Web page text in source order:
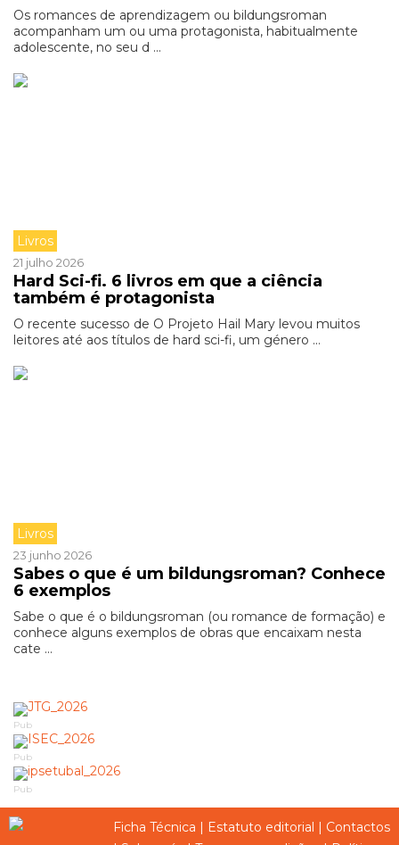
Os romances de aprendizagem ou bildungsroman
acompanham um ou uma protagonista, habitualmente
adolescente, no seu d ...
Livros
21 julho 2026
Hard Sci-fi. 6 livros em que a ciência
também é protagonista
O recente sucesso de O Projeto Hail Mary levou muitos
leitores até aos títulos de hard sci-fi, um género ...
Livros
23 junho 2026
Sabes o que é um bildungsroman? Conhece
6 exemplos
Sabe o que é o bildungsroman (ou romance de formação) e
conhece alguns exemplos de obras que encaixam nesta
cate ...
Pub
Pub
Pub
Ficha Técnica | Estatuto editorial | Contactos